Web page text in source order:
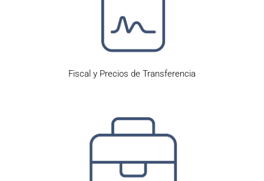
Fiscal y Precios de Transferencia